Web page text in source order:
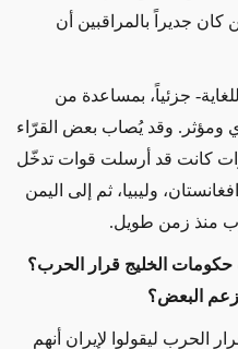
كان جديراً بالمراقبين أن
جزئياً، بمساعدة من
ومؤثر. وقد يُصاب بعض القرّاء
كانت قد أرسلت قوات تدخّل
وليبيا، ثم إلى اليمن
منذ زمن طويل.
الخليج قرار الحرب؟
البعض؟
الحرب ليقولوا لإيران أنهم